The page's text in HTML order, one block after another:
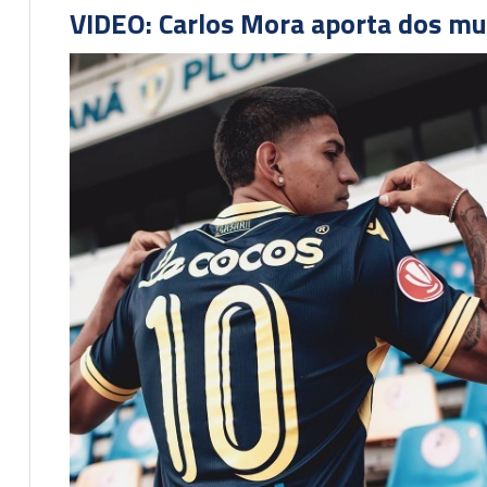
VIDEO: Carlos Mora aporta dos